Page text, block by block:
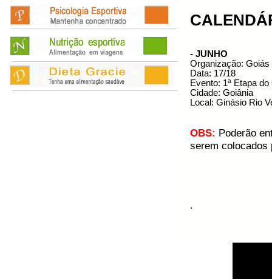
- JUNHO
Organização:
Data: 17/18
Evento: 1ª Etapa
Cidade: Goiânia
Local: Ginásio Rio
OBS: Poderão
serem colocados
.